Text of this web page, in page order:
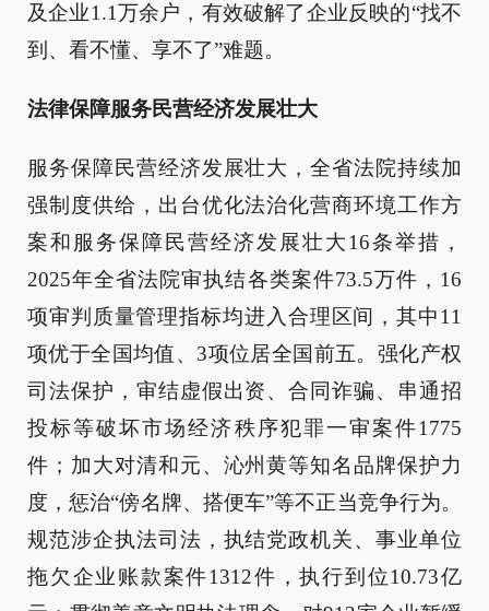
及企业1.1万余户，有效破解了企业反映的“找不
到、看不懂、享不了”难题。
法律保障服务民营经济发展壮大
服务保障民营经济发展壮大，全省法院持续加
强制度供给，出台优化法治化营商环境工作方
案和服务保障民营经济发展壮大16条举措，
2025年全省法院审执结各类案件73.5万件，16
项审判质量管理指标均进入合理区间，其中11
项优于全国均值、3项位居全国前五。强化产权
司法保护，审结虚假出资、合同诈骗、串通招
投标等破坏市场经济秩序犯罪一审案件1775
件；加大对清和元、沁州黄等知名品牌保护力
度，惩治“傍名牌、搭便车”等不正当竞争行为。
规范涉企执法司法，执结党政机关、事业单位
拖欠企业账款案件1312件，执行到位10.73亿